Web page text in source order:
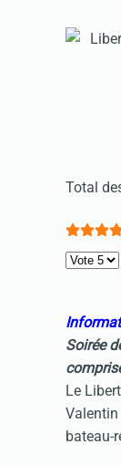
Vote
Total
Veuillez
Soirée
Le
Valentin
bateau-